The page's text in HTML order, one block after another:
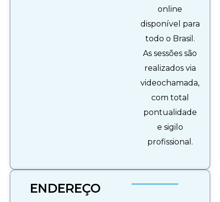
online
disponível para
todo o Brasil.
As sessões são
realizados via
videochamada,
com total
pontualidade
e sigilo
profissional.
ENDEREÇO